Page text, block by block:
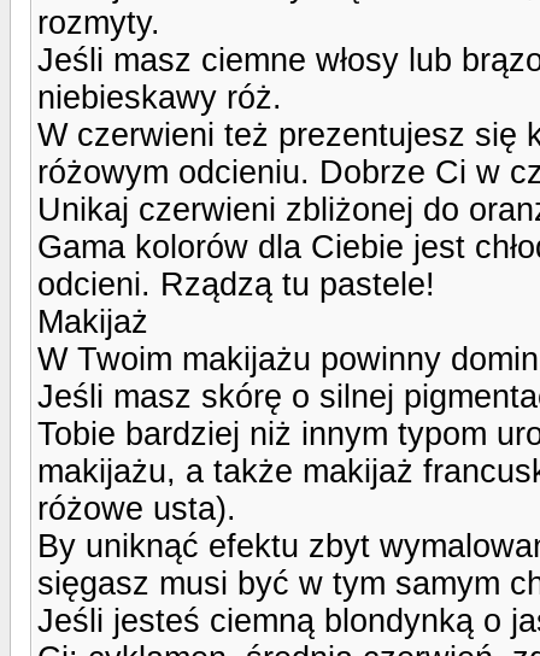
rozmyty.
Jeśli masz ciemne włosy lub
niebieskawy róż.
W czerwieni też prezentujesz się
różowym odcieniu. Dobrze Ci w
Unikaj czerwieni zbliżonej do
Gama kolorów dla Ciebie jest
odcieni. Rządzą tu pastele!
Makijaż
W Twoim makijażu powinny
Jeśli masz skórę o silnej
Tobie bardziej niż innym typom
makijażu, a także makijaż
różowe usta).
By uniknąć efektu zbyt
sięgasz musi być w tym samym
Jeśli jesteś ciemną blondynką o